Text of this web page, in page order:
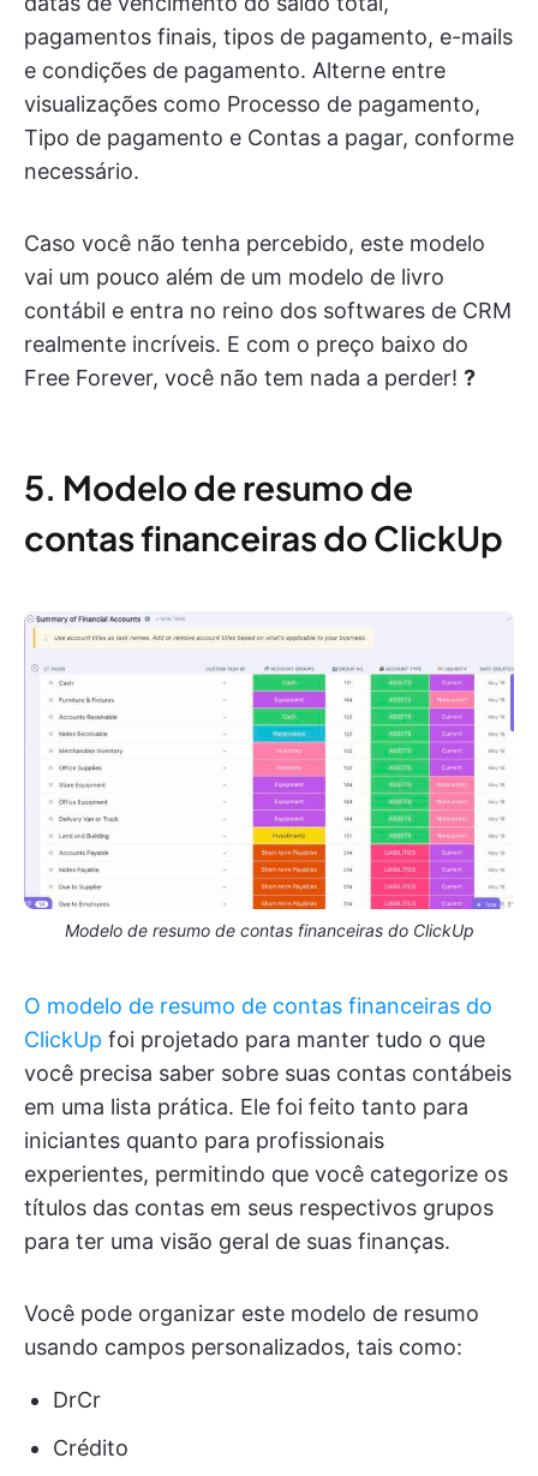
pagamentos finais, tipos de pagamento, e-mails
e condições de pagamento. Alterne entre
visualizações como Processo de pagamento,
Tipo de pagamento e Contas a pagar, conforme
necessário.
Caso você não tenha percebido, este modelo
vai um pouco além de um modelo de livro
contábil e entra no reino dos softwares de CRM
realmente incríveis. E com o preço baixo do
Free Forever, você não tem nada a perder! ?
5. Modelo de resumo de
contas financeiras do ClickUp
Modelo de resumo de contas financeiras do ClickUp
O modelo de resumo de contas financeiras do
ClickUp foi projetado para manter tudo o que
você precisa saber sobre suas contas contábeis
em uma lista prática. Ele foi feito tanto para
iniciantes quanto para profissionais
experientes, permitindo que você categorize os
títulos das contas em seus respectivos grupos
para ter uma visão geral de suas finanças.
Você pode organizar este modelo de resumo
usando campos personalizados, tais como:
DrCr
Crédito